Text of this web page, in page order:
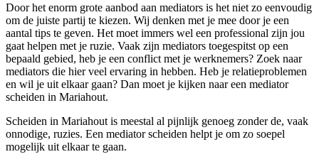
Door het enorm grote aanbod aan mediators is het niet zo eenvoudig
om de juiste partij te kiezen. Wij denken met je mee door je een
aantal tips te geven. Het moet immers wel een professional zijn jou
gaat helpen met je ruzie. Vaak zijn mediators toegespitst op een
bepaald gebied, heb je een conflict met je werknemers? Zoek naar
mediators die hier veel ervaring in hebben. Heb je relatieproblemen
en wil je uit elkaar gaan? Dan moet je kijken naar een mediator
scheiden in Mariahout.
Scheiden in Mariahout is meestal al pijnlijk genoeg zonder de, vaak
onnodige, ruzies. Een mediator scheiden helpt je om zo soepel
mogelijk uit elkaar te gaan.